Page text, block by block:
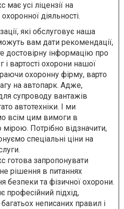
усі ліцензії на
діяльності.
які обслуговує наша
вам дати рекомендації,
достовірну інформацію про
і вартості охорони нашої
охоронну фірму, варто
на автопарк. Адже,
супроводу вантажів
автотехніки. І ми
всім цим вимоги в
Потрібно відзначити,
спеціальні ціни на
готова запропонувати
рішення в питаннях
безпеки та фізичної охорони.
професійний підхід,
неписаних правил і